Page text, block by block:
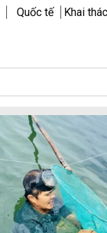
Quốc tế Khai thác